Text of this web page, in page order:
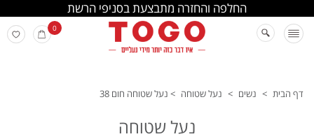
החלפה והחזרה מתבצעת בסניפי הרשת
0
דף הבית > נשים > נעל שטוחה > נעל שטוחה חום 38
נעל שטוחה